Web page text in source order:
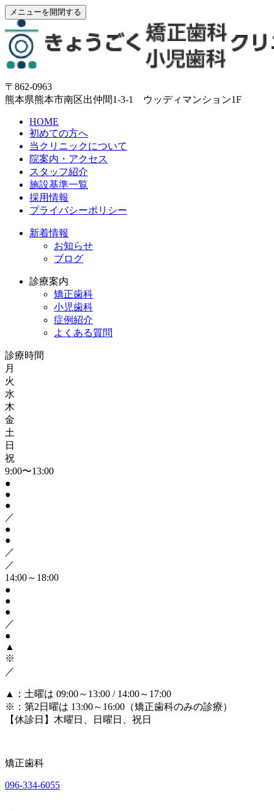
メニューを開閉する
〒862-0963
熊本県熊本市南区出仲間1-3-1 ウッディマンション1F
HOME
初めての方へ
当クリニックについて
院案内・アクセス
スタッフ紹介
施設基準一覧
採用情報
プライバシーポリシー
新着情報
お知らせ
ブログ
診療案内
矯正歯科
小児歯科
症例紹介
よくある質問
診療時間
月
火
水
木
金
土
日
祝
9:00〜13:00
●
●
●
／
●
●
／
／
14:00～18:00
●
●
●
／
●
▲
※
／
▲
：土曜は 09:00～13:00 / 14:00～17:00
※ ：第2日曜は 13:00～16:00（矯正歯科のみの診療）
【休診日】木曜日、日曜日、祝日
矯正歯科
096-334-6055